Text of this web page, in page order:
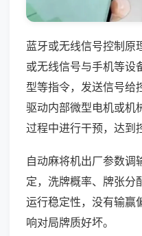
蓝牙或无线信号控制原
或无线信号与手机等设
型等指令，发送信号给
驱动内部微型电机或机
过程中进行干预，达到
自动麻将机出厂参数调
定，洗牌概率、牌张分
运行稳定性，没有输赢
响对局牌质好坏。